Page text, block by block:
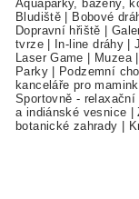
Aquaparky, bazény,
Bludiště
Bobové
Dopravní hřiště
tvrze| In-line dráhy |
Laser Game
Muzea|
Parky| Podzemní
kanceláře pro
Sportovně - relaxační
a indiánské vesnice |
botanické zahrady